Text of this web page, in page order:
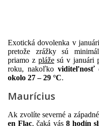
Exotická dovolenka v
pretože zrážky sú
priamo z plážesú v januári
roku, nakoľko viditeľnosť
okolo 27 – 29 °C.
Maurícius
Ak zvolíte severné a
en Flac, čaká vás8 hodín